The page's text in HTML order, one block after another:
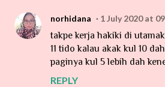
norhidana 1 July 2020 at
takpe kerja hakiki di
11 tido kalau akak kul 10
paginya kul 5 lebih dah
REPLY